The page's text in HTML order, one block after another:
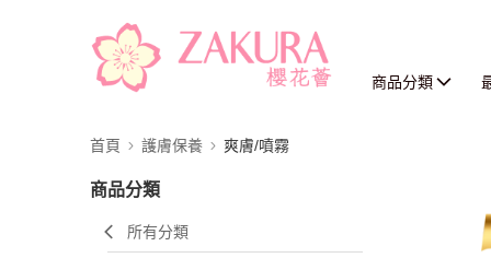
商品分類
首頁 護膚保養 爽膚/噴霧
商品分類
所有分類